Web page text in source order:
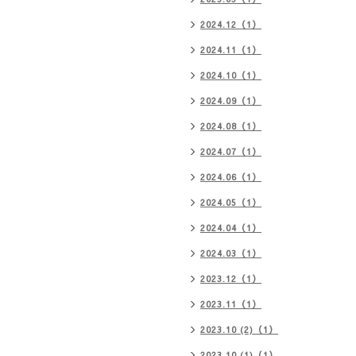
2024.12（1）
2024.11（1）
2024.10（1）
2024.09（1）
2024.08（1）
2024.07（1）
2024.06（1）
2024.05（1）
2024.04（1）
2024.03（1）
2023.12（1）
2023.11（1）
2023.10 (2)（1）